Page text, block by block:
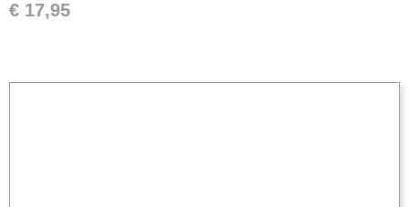
€ 17,95